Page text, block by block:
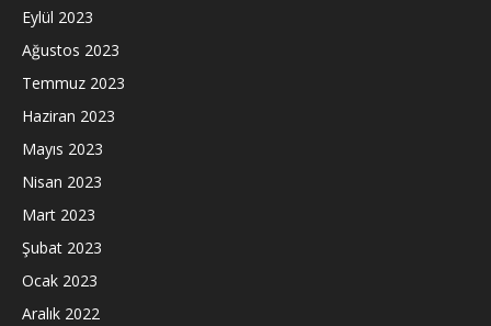
Eylül 2023
Ağustos 2023
Temmuz 2023
Haziran 2023
Mayıs 2023
Nisan 2023
Mart 2023
Şubat 2023
Ocak 2023
Aralık 2022